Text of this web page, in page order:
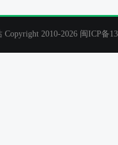
2010-2026 闽ICP备